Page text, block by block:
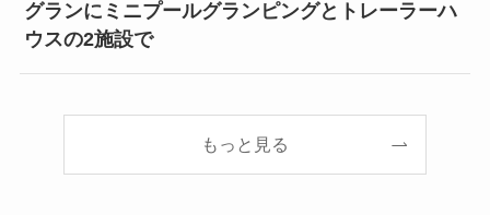
グランにミニプールグランピングとトレーラーハ
ウスの2施設で
もっと見る